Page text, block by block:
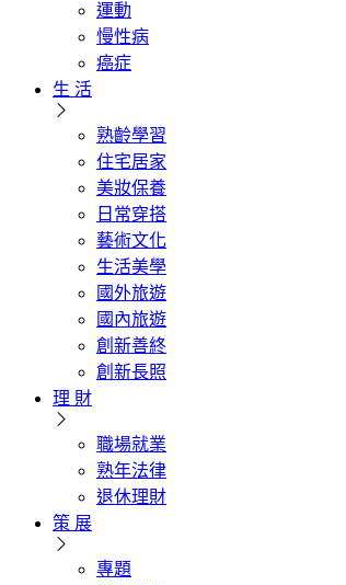
運動
慢性病
癌症
生 活
熟齡學習
住宅居家
美妝保養
日常穿搭
藝術文化
生活美學
國外旅遊
國內旅遊
創新善終
創新長照
理 財
職場就業
熟年法律
退休理財
策 展
專題